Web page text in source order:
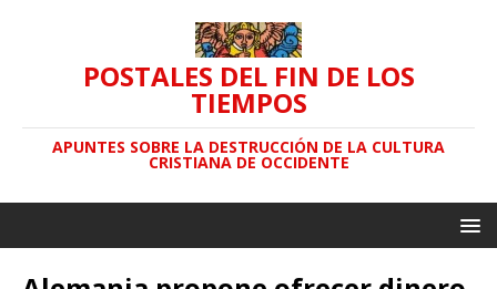
POSTALES DEL FIN DE LOS
TIEMPOS
APUNTES SOBRE LA DESTRUCCIÓN DE LA CULTURA
CRISTIANA DE OCCIDENTE